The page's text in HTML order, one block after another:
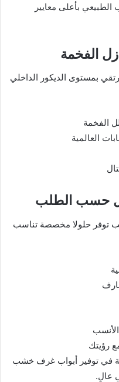
2026 من الخشب الطبيعي بأعلى معايير
الفخمة
بمستوى الديكور الداخلي
الفخمة
العالمية
حسب الطلب
حلولا مخصصة تناسب
رؤيتك
في توفير أبواب غرف خشب
عالٍ.